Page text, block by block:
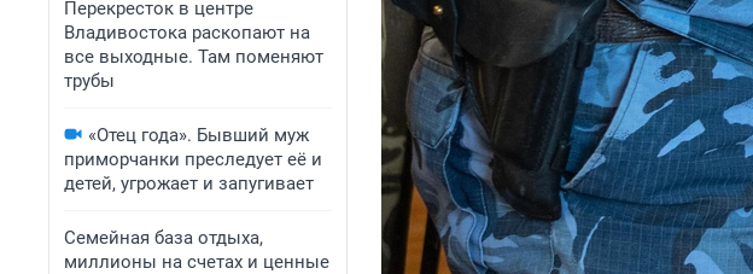
Перекресток в центре
Владивостока раскопают на
все выходные. Там поменяют
трубы
«Отец года». Бывший муж
приморчанки преследует её и
детей, угрожает и запугивает
Семейная база отдыха,
миллионы на счетах и ценные